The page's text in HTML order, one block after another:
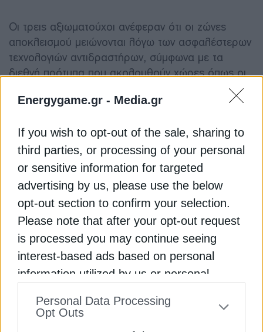
Energygame.gr - Media.gr
If you wish to opt-out of the sale, sharing to
third parties, or processing of your personal
or sensitive information for targeted
advertising by us, please use the below
opt-out section to confirm your selection.
Please note that after your opt-out request
is processed you may continue seeing
interest-based ads based on personal
information utilized by us or personal
to your opt-out. You may separately opt-out
Personal Data Processing
Opt Outs
Οι τρεις αξιωματούχοι ανέφεραν ότι οι ζώνες
αποκλεισμού μειώνονται λόγω των ασφαλέστερων
τεχνολογιών αντιδραστήρων, σύμφωνα με τα
διεθνή πρότυπα που ακολουθούν χώρες όπως οι
συγκεκριμένες αποστάσεις αποκλεισμού.
Οι αυστηροί κανόνες χωροθέτησης –
συμπεριλαμβανομένης της απόστασης από
ανθρώπινους οικισμούς και των κινδύνων για την
ασφάλεια – μαζί με τις χρονοβόρες διαδικασίες
απόκτησης γης, που συχνά υπερβαίνουν τα
τέσσερα έως πέντε έτη, δυσχεραίνουν τον
εντοπισμό νέων τοποθεσιών.
Η απόφαση σχετικά με τις ζώνες αποκλεισμού,
ωστόσο, ενέχει τον κίνδυνο αντίδρασης σε μια
χώρα όπου η πυρηνική ενέργεια έχει αντιμετωπίσει
την αντίθεση του κοινού, παρά το γεγονός ότι δεν